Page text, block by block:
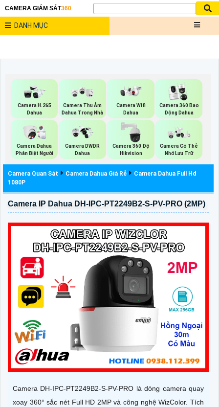
CAMERA GIÁM SÁT360
DANH MỤC
Camera H.265
Dahua
Camera Thu Âm
Dahua Trong Nhà
Camera Wifi
Dahua
Camera 360 Bao
Động Dahua
Camera Dahua
Phân Biệt Người
Camera DWDR
Dahua
Camera 360 Độ
Hikvision
Camera Có Thẻ
Nhớ Lưu Trữ
Camera Quan Sát Camera Dahua Giá Rẻ
Camera Dahua Full Hd
1080P
Camera IP Dahua DH-IPC-PT2249B2-S-PV-PRO (2MP)
Camera DH-IPC-PT2249B2-S-PV-PRO là dòng camera quay
xoay 360° sắc nét Full HD 2MP và công nghệ WizColor. Tích